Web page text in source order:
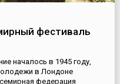
фестиваль
началось в 1945 году,
в Лондоне
федерация